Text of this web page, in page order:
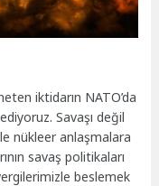
iktidarın NATO’da
Savaşı değil
nükleer anlaşmalara
savaş politikaları
beslemek